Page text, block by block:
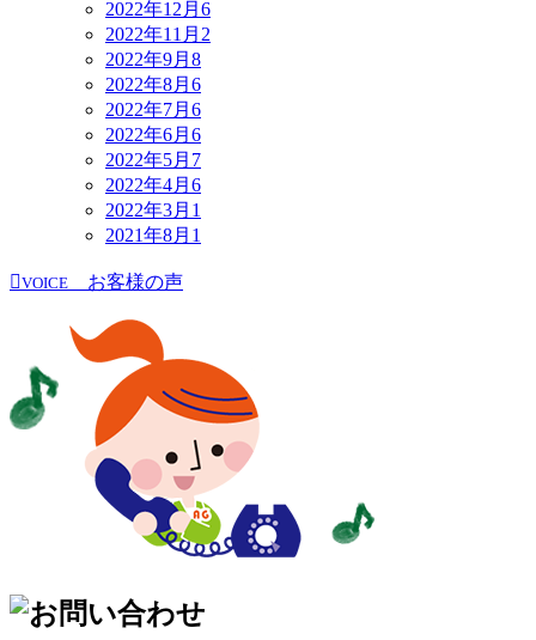
2022年12月 6
2022年11月 2
2022年9月 8
2022年8月 6
2022年7月 6
2022年6月 6
2022年5月 7
2022年4月 6
2022年3月 1
2021年8月 1
VOICE お客様の声